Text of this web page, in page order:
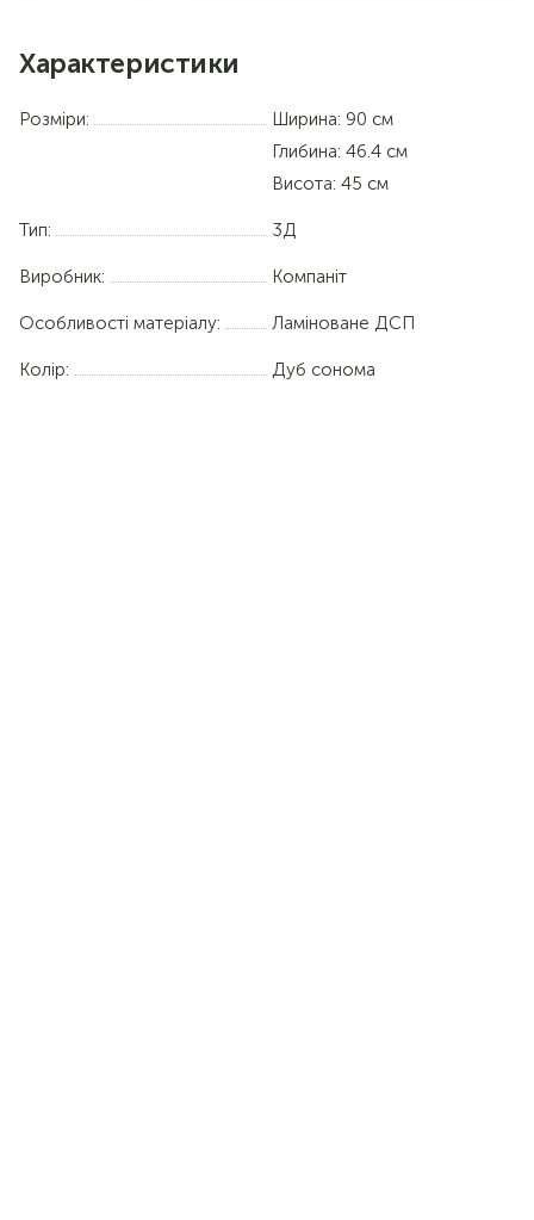
Характеристики
Розміри:
Ширина: 90 см
Глибина: 46.4 см
Висота: 45 см
Тип: 3Д
Виробник: Компаніт
Особливості матеріалу: Ламіноване ДСП
Колір: Дуб сонома